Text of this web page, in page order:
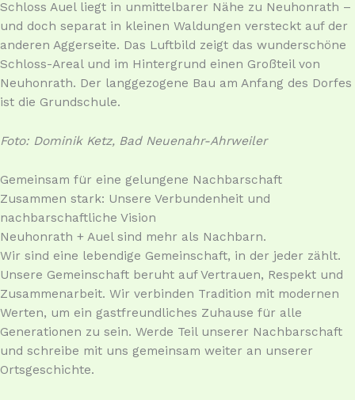
Schloss Auel liegt in unmittelbarer Nähe zu Neuhonrath –
und doch separat in kleinen Waldungen versteckt auf der
anderen Aggerseite. Das Luftbild zeigt das wunderschöne
Schloss-Areal und im Hintergrund einen Großteil von
Neuhonrath. Der langgezogene Bau am Anfang des Dorfes
ist die Grundschule.
Foto: Dominik Ketz, Bad Neuenahr-Ahrweiler
Gemeinsam für eine gelungene Nachbarschaft
Zusammen stark: Unsere Verbundenheit und
nachbarschaftliche Vision
Neuhonrath + Auel sind mehr als Nachbarn.
Wir sind eine lebendige Gemeinschaft, in der jeder zählt.
Unsere Gemeinschaft beruht auf Vertrauen, Respekt und
Zusammenarbeit. Wir verbinden Tradition mit modernen
Werten, um ein gastfreundliches Zuhause für alle
Generationen zu sein. Werde Teil unserer Nachbarschaft
und schreibe mit uns gemeinsam weiter an unserer
Ortsgeschichte.